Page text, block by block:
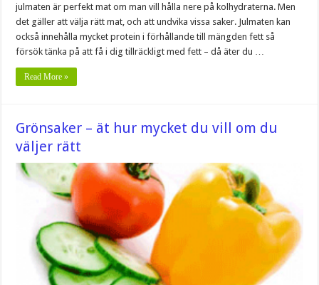
julmaten är perfekt mat om man vill hålla nere på kolhydraterna. Men
det gäller att välja rätt mat, och att undvika vissa saker. Julmaten kan
också innehålla mycket protein i förhållande till mängden fett så
försök tänka på att få i dig tillräckligt med fett – då äter du …
Read More »
Grönsaker – ät hur mycket du vill om du
väljer rätt